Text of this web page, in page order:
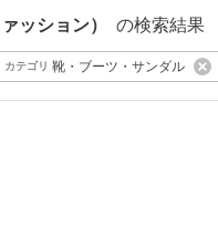
ッション） の検索結果
カテゴリ 靴・ブーツ・サンダル